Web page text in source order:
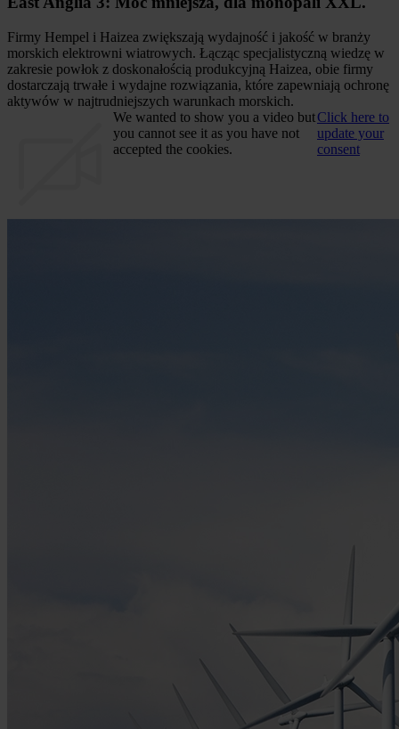
Firmy Hempel i Haizea zwiększają wydajność i jakość w branży
morskich elektrowni wiatrowych. Łącząc specjalistyczną wiedzę w
zakresie powłok z doskonałością produkcyjną Haizea, obie firmy
dostarczają trwałe i wydajne rozwiązania, które zapewniają ochronę
aktywów w najtrudniejszych warunkach morskich.
We wanted to show you a video but
you cannot see it as you have not
accepted the cookies.
Click here to
update your
consent